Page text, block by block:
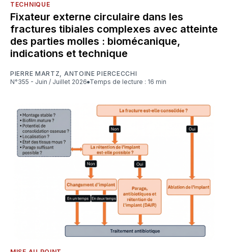
TECHNIQUE
Fixateur externe circulaire dans les
fractures tibiales complexes avec atteinte
des parties molles : biomécanique,
indications et technique
PIERRE MARTZ, ANTOINE PIERCECCHI
N°355 - Juin / Juillet 2026
Temps de lecture : 16 min